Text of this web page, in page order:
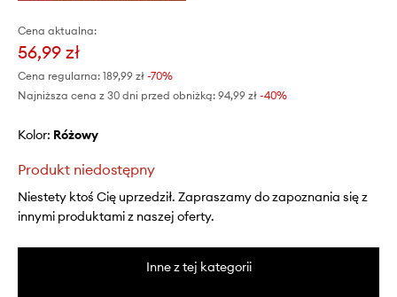
Cena aktualna:
56,99 zł
Cena regularna: 189,99 zł -70%
Najniższa cena z 30 dni przed obniżką: 94,99 zł -40%
Kolor: różowy
Produkt niedostępny
Niestety ktoś Cię uprzedził. Zapraszamy do zapoznania się z
innymi produktami z naszej oferty.
Inne z tej kategorii